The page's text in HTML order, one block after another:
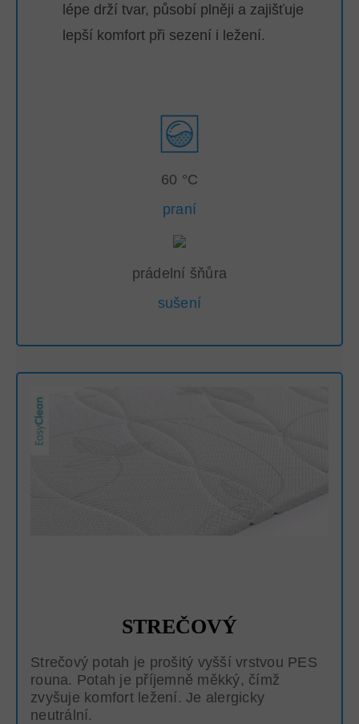
lépe drží tvar, působí plněji a zajišťuje
lepší komfort při sezení i ležení.
60 °C
praní
prádelní šňůra
sušení
STREČOVÝ
Strečový potah je prošitý vyšší vrstvou PES
rouna. Potah je příjemně měkký, čímž
zvyšuje komfort ležení. Je alergicky
neutrální.